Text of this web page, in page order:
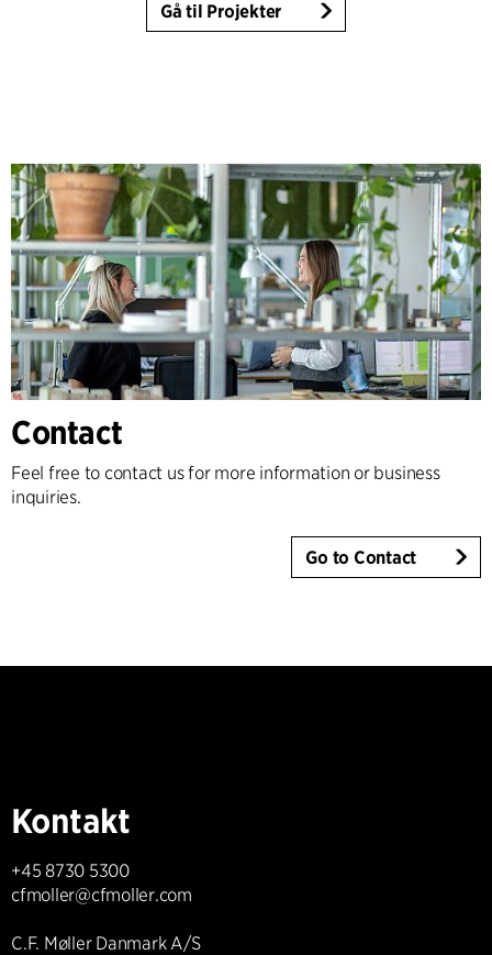
Gå til Projekter
Contact
Feel free to contact us for more information or business
inquiries.
Go to Contact
Kontakt
+45 8730 5300
cfmoller@cfmoller.com
C.F. Møller Danmark A/S